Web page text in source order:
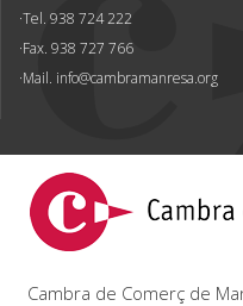
Tel. 938 724 222
Fax. 938 727 766
Mail. info@cambramanresa.org
Cambra de Comerç de